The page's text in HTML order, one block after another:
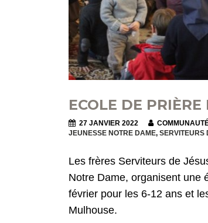
ECOLE DE
27 JANVIER 2022
JEUNESSE NOTRE DAME, SERVITEURS
Les frères Serviteurs de
Notre Dame, organisent une
février pour les 6-12 ans et
Mulhouse.